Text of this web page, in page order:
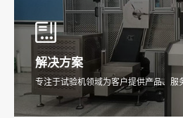
解决方案
专注于试验机领域为客户提供产品、服